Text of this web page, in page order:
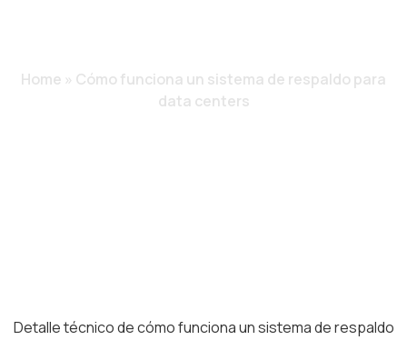
Home » Cómo funciona un sistema de respaldo para
data centers
Detalle técnico de cómo funciona un sistema de respaldo